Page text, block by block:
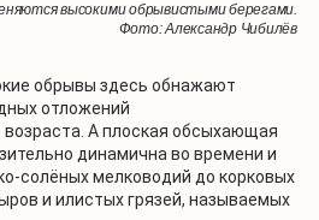
высокими обрывистыми берегами.
Фото: Александр Чибилёв
обрывы здесь обнажают
отложений
возраста. А плоская обсыхающая
динамична во времени и
солёных мелководий до корковых
и илистых грязей, называемых